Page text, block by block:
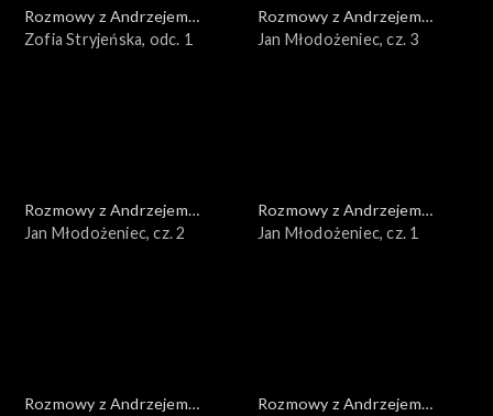
Rozmowy z Andrzejem
Doboszem
Zofia Stryjeńska, odc. 1
Rozmowy z Andrzejem
Doboszem
Jan Młodożeniec, cz. 3
Rozmowy z Andrzejem
Doboszem
Jan Młodożeniec, cz. 2
Rozmowy z Andrzejem
Doboszem
Jan Młodożeniec, cz. 1
Rozmowy z Andrzejem
Rozmowy z Andrzejem